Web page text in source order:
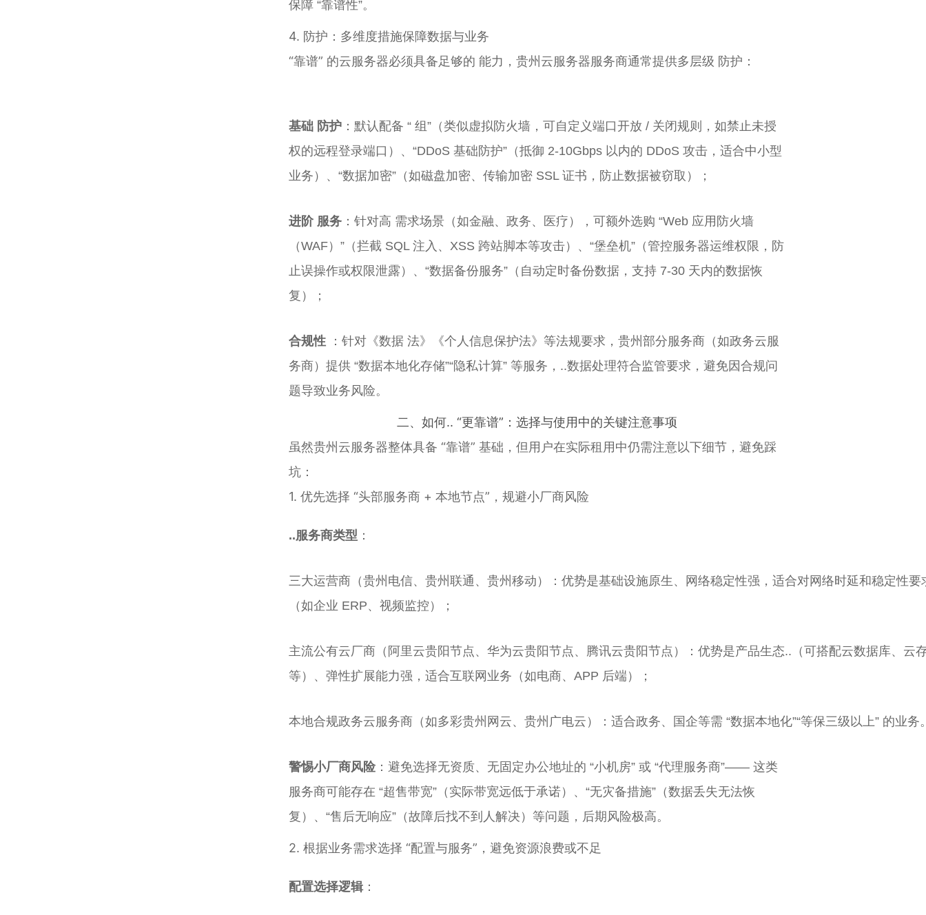
保障 “靠谱性”。
4. 防护：多维度措施保障数据与业务
“靠谱” 的云服务器必须具备足够的 能力，贵州云服务器服务商通常提供多层级 防护：
基础 防护 ：默认配备 “ 组”（类似虚拟防火墙，可自定义端口开放 / 关闭规则，如禁止未授
权的远程登录端口）、“DDoS 基础防护”（抵御 2-10Gbps 以内的 DDoS 攻击，适合中小型
业务）、“数据加密”（如磁盘加密、传输加密 SSL 证书，防止数据被窃取）；
进阶 服务 ：针对高 需求场景（如金融、政务、医疗），可额外选购 “Web 应用防火墙
（WAF）”（拦截 SQL 注入、XSS 跨站脚本等攻击）、“堡垒机”（管控服务器运维权限，防
止误操作或权限泄露）、“数据备份服务”（自动定时备份数据，支持 7-30 天内的数据恢
复）；
合规性
：针对《数据 法》《个人信息保护法》等法规要求，贵州部分服务商（如政务云服
务商）提供 “数据本地化存储”“隐私计算” 等服务，..数据处理符合监管要求，避免因合规问
题导致业务风险。
二、如何.. “更靠谱”：选择与使用中的关键注意事项
虽然贵州云服务器整体具备 “靠谱” 基础，但用户在实际租用中仍需注意以下细节，避免踩
坑：
1. 优先选择 “头部服务商 + 本地节点”，规避小厂商风险
..服务商类型 ：
三大运营商（贵州电信、贵州联通、贵州移动）：优势是基础设施原生、网络稳定性强，适合对网络时延和稳定性要
（如企业 ERP、视频监控）；
主流公有云厂商（阿里云贵阳节点、华为云贵阳节点、腾讯云贵阳节点）：优势是产品生态..（可搭配云数据库、云
等）、弹性扩展能力强，适合互联网业务（如电商、APP 后端）；
本地合规政务云服务商（如多彩贵州网云、贵州广电云）：适合政务、国企等需 “数据本地化”“等保三级以上” 的业务
警惕小厂商风险：避免选择无资质、无固定办公地址的 “小机房” 或 “代理服务商”—— 这类
服务商可能存在 “超售带宽”（实际带宽远低于承诺）、“无灾备措施”（数据丢失无法恢
复）、“售后无响应”（故障后找不到人解决）等问题，后期风险极高。
2. 根据业务需求选择 “配置与服务”，避免资源浪费或不足
配置选择逻辑：